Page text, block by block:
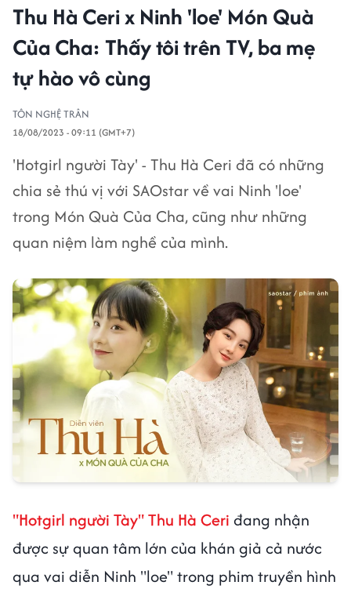
Thu Hà Ceri x Ninh 'loe' Món Quà
Của Cha: Thấy tôi trên TV, ba mẹ
tự hào vô cùng
TÔN NGHỆ TRÂN
18/08/2023 - 09:11 (GMT+7)
'Hotgirl người Tày' - Thu Hà Ceri đã có những
chia sẻ thú vị với SAOstar về vai Ninh 'loe'
trong Món Quà Của Cha, cũng như những
quan niệm làm nghề của mình.
"Hotgirl người Tày" Thu Hà Ceri đang nhận
được sự quan tâm lớn của khán giả cả nước
qua vai diễn Ninh "loe" trong phim truyền hình